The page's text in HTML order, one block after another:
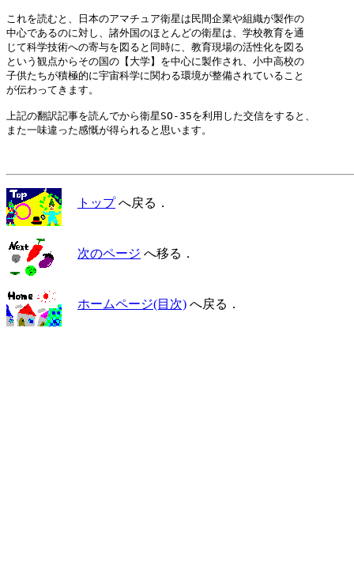
これを読むと、日本のアマチュア衛星は民間企業や組織が製作の
中心であるのに対し、諸外国のほとんどの衛星は、学校教育を通
じて科学技術への寄与を図ると同時に、教育現場の活性化を図る
という観点からその国の【大学】を中心に製作され、小中高校の
子供たちが積極的に宇宙科学に関わる環境が整備されていること
が伝わってきます。
上記の翻訳記事を読んでから衛星SO-35を利用した交信をすると、
また一味違った感慨が得られると思います。
トップへ戻る．
次のページ へ移る．
ホームページ(目次) へ戻る．